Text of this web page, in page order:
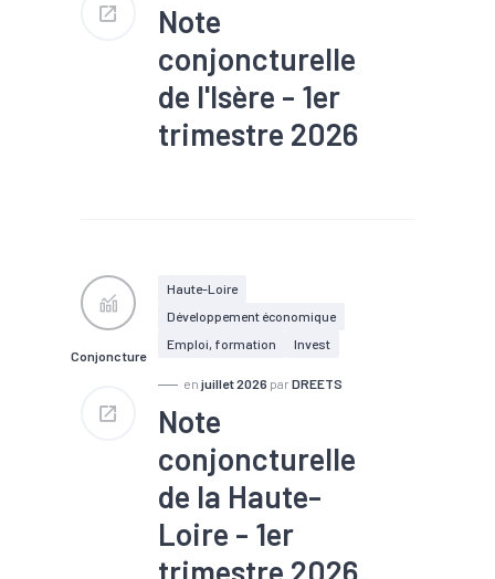
Note
conjoncturelle
de l'Isère - 1er
trimestre 2026
#Logement
Conjoncture
Haute-Loire
Développement économique
Emploi, formation
Invest
en juillet 2026 par DREETS
Note
conjoncturelle
de la Haute-
Loire - 1er
trimestre 2026